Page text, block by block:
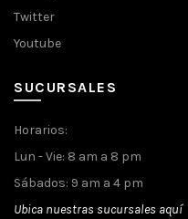
Twitter
Youtube
SUCURSALES
Horarios:
Lun - Vie: 8 am a 8 pm
Sábados: 9 am a 4 pm
Ubica nuestras sucursales aquí